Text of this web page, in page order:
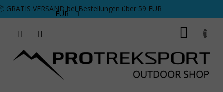
Zum Inhalt springen
GRATIS VERSAND bei Bestellungen über 59 EUR
EUR